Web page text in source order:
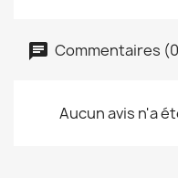
Commentaires
Aucun avis n'a